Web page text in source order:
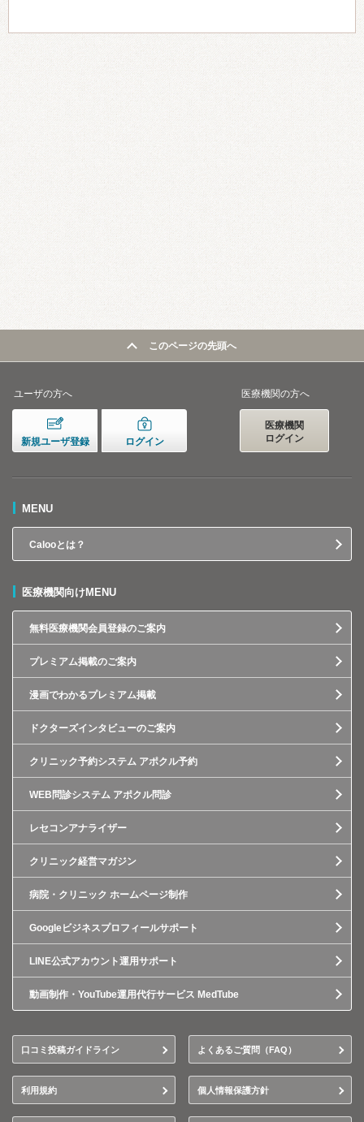
このページの先頭へ
ユーザの方へ
新規ユーザ登録 ログイン
医療機関の方へ
医療機関
ログイン
MENU
Calooとは？
医療機関向けMENU
無料医療機関会員登録のご案内
プレミアム掲載のご案内
漫画でわかるプレミアム掲載
ドクターズインタビューのご案内
クリニック予約システム アポクル予約
WEB問診システム アポクル問診
レセコンアナライザー
クリニック経営マガジン
病院・クリニック ホームページ制作
Googleビジネスプロフィールサポート
LINE公式アカウント運用サポート
動画制作・YouTube運用代行サービス MedTube
口コミ投稿ガイドライン よくあるご質問（FAQ）
利用規約 個人情報保護方針